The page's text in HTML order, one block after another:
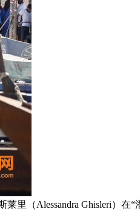
里（Alessandra Ghisleri）在